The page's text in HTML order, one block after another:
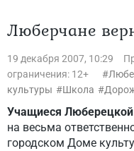
Люберчане
19 декабря 2007, 10:29
ограничения: 12+
культуры
Школа
Учащиеся
на весьма
городском Доме